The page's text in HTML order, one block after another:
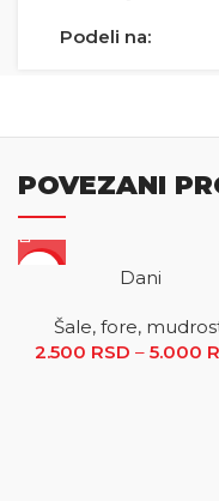
Podeli na:
POVEZANI
Dani
Šale, fore,
2.500 RSD – 5.000